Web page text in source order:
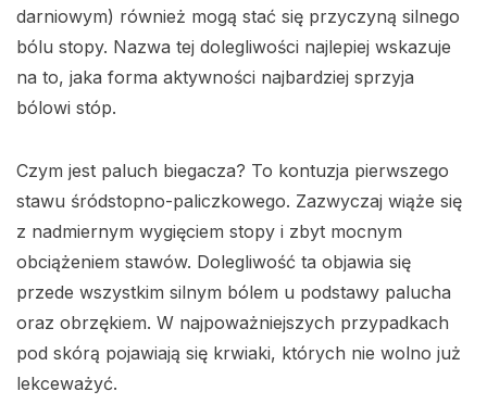
darniowym) również mogą stać się przyczyną silnego
bólu stopy. Nazwa tej dolegliwości najlepiej wskazuje
na to, jaka forma aktywności najbardziej sprzyja
bólowi stóp.
Czym jest paluch biegacza? To kontuzja pierwszego
stawu śródstopno-paliczkowego. Zazwyczaj wiąże się
z nadmiernym wygięciem stopy i zbyt mocnym
obciążeniem stawów. Dolegliwość ta objawia się
przede wszystkim silnym bólem u podstawy palucha
oraz obrzękiem. W najpoważniejszych przypadkach
pod skórą pojawiają się krwiaki, których nie wolno już
lekceważyć.